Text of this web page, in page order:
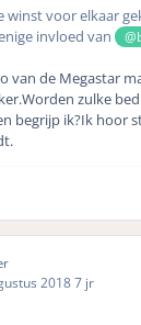
winst voor elkaar
invloed van
van de Megastar
zulke
begrijp ik?Ik hoor
20187 jr